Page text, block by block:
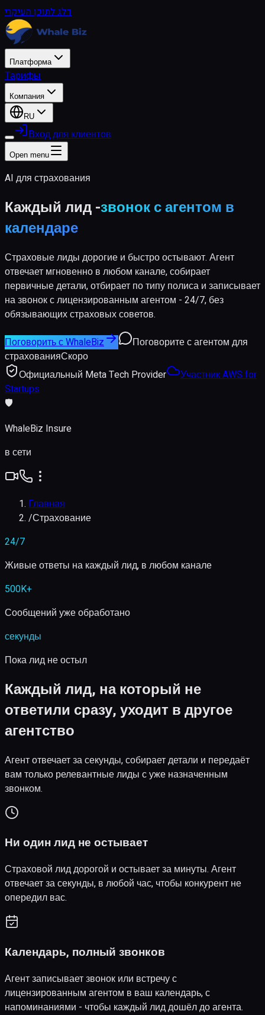
דלג לתוכן העיקרי
Платформа
Тарифы
Компания
RU
Вход для клиентов
Open menu
AI для страхования
Каждый лид -звонок с агентом в
календаре
Страховые лиды дорогие и быстро остывают. Агент
отвечает мгновенно в любом канале, собирает
первичные детали, отбирает по типу полиса и записывает
на звонок с лицензированным агентом - 24/7, без
обязывающих страховых советов.
Поговорить с WhaleBiz
Поговорите с агентом для
страхованияСкоро
Официальный Meta Tech Provider
Участник AWS for
Startups
🛡️
WhaleBiz Insure
в сети
Главная
/Страхование
24/7
Живые ответы на каждый лид, в любом канале
500K+
Сообщений уже обработано
секунды
Пока лид не остыл
Каждый лид, на который не
ответили сразу, уходит в другое
агентство
Агент отвечает за секунды, собирает детали и передаёт
вам только релевантные лиды с уже назначенным
звонком.
Ни один лид не остывает
Страховой лид дорогой и остывает за минуты. Агент
отвечает за секунды, в любой час, чтобы конкурент не
опередил вас.
Календарь, полный звонков
Агент записывает звонок или встречу с
лицензированным агентом в ваш календарь, с
напоминаниями - чтобы каждый лид дошёл до агента.